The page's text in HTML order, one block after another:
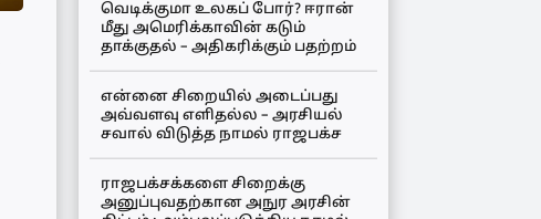
வெடிக்குமா உலகப் போர்? ஈரான்
மீது அமெரிக்காவின் கடும்
தாக்குதல் – அதிகரிக்கும் பதற்றம்
என்னை சிறையில் அடைப்பது
அவ்வளவு எளிதல்ல – அரசியல்
சவால் விடுத்த நாமல் ராஜபக்ச
ராஜபக்சக்களை சிறைக்கு
அனுப்புவதற்கான அநுர அரசின்